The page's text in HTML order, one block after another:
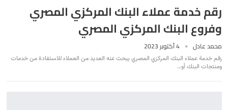
رقم خدمة عملاء البنك المركزي المصري
وفروع البنك المركزي المصري
محمد عادل 4 أكتوبر 2023
رقم خدمة عملاء البنك المركزي المصري يبحث عنه العديد من العملاء للاستفادة من خدمات
ومنتجات البنك أو…